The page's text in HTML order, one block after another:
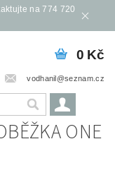
na 774 720
vodhanil@seznam.cz
0 Kč
ONE